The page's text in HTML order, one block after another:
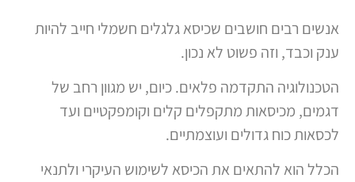
אנשים רבים חושבים שכיסא גלגלים חשמלי חייב להיות
ענק וכבד, וזה פשוט לא נכון.
הטכנולוגיה התקדמה פלאים. כיום, יש מגוון רחב של
דגמים, מכיסאות מתקפלים קלים וקומפקטיים ועד
לכסאות כוח גדולים ועוצמתיים.
הכלל הוא להתאים את הכיסא לשימוש העיקרי ולתנאי